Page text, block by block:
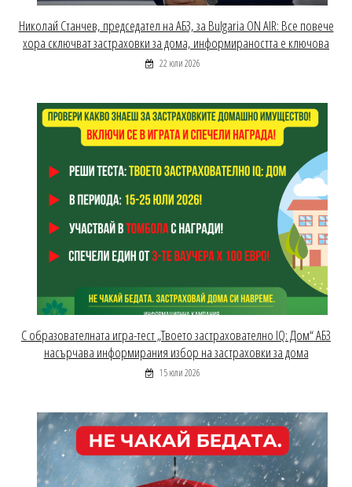
Николай Станчев, председател на АБЗ, за Bulgaria ON AIR: Все повече
хора сключват застраховки за дома, информираността е ключова
22 юли 2026
С образователната игра-тест „Твоето застрахователно IQ: Дом“ АБЗ
насърчава информирания избор на застраховки за дома
15 юли 2026